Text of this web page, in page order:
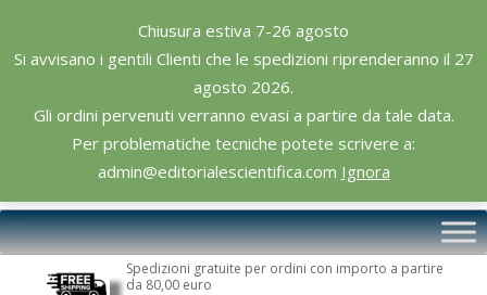
Chiusura estiva 7-26 agosto
Si avvisano i gentili Clienti che le spedizioni riprenderanno il 27
agosto 2026.
Gli ordini pervenuti verranno evasi a partire da tale data.
Per problematiche tecniche potete scrivere a:
admin@editorialescientifica.com Ignora
content
Editoriale
Scientifica
Primary
Navigation
Spedizioni gratuite per ordini con importo a partire
da 80,00 euro